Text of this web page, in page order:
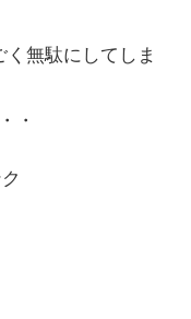
無駄にしてしま
・